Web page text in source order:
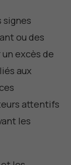
signes
ou des
excès de
aux
attentifs
les